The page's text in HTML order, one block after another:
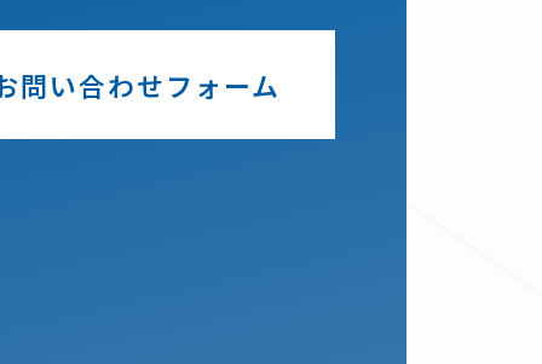
問い合わせフォーム